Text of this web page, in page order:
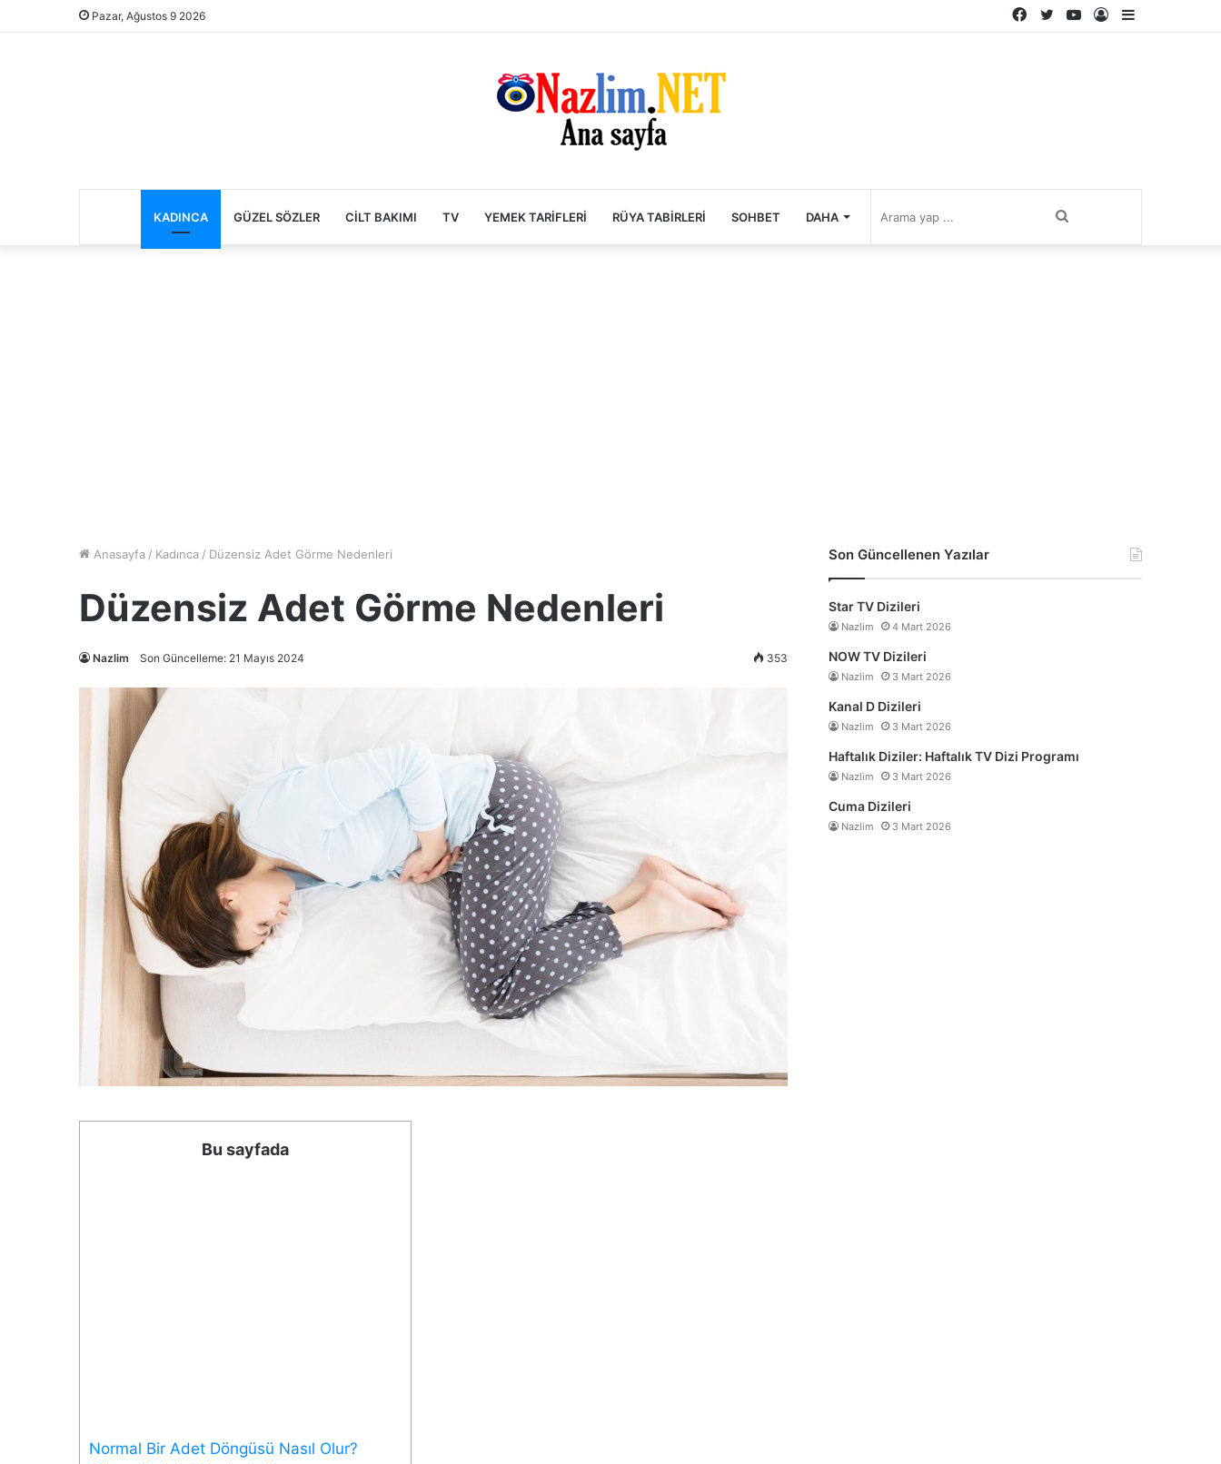
Pazar, Ağustos 9 2026
Kenar
Kayıt
YouTube
Twitter
Facebook
KADINCA GÜZEL SÖZLER CILT BAKIMI TV YEMEK TARIFLERI RÜYA TABIRLERI SOHBET DAHA
Anasayfa / Kadınca / Düzensiz Adet Görme Nedenleri
Düzensiz Adet Görme Nedenleri
Nazlim Son Güncelleme: 21 Mayıs 2024 353
Bu sayfada
Normal Bir Adet Döngüsü Nasıl Olur?
Son Güncellenen Yazılar
Star TV Dizileri
Nazlim 4 Mart 2026
NOW TV Dizileri
Nazlim 3 Mart 2026
Kanal D Dizileri
Nazlim 3 Mart 2026
Haftalık Diziler: Haftalık TV Dizi Programı
Nazlim 3 Mart 2026
Cuma Dizileri
Nazlim 3 Mart 2026